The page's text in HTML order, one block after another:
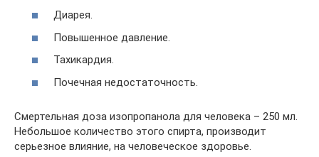
Диарея.
Повышенное давление.
Тахикардия.
Почечная недостаточность.
Смертельная доза изопропанола для человека – 250 мл.
Небольшое количество этого спирта, производит
серьезное влияние, на человеческое здоровье.